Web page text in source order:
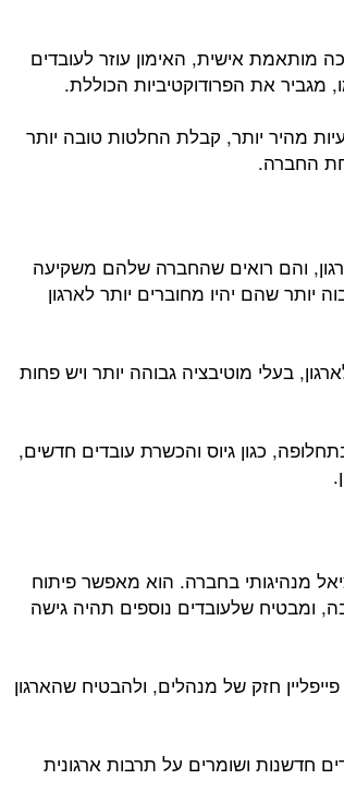
מותאמת אישית, האימון עוזר לעובדים
את הפרודוקטיביות הכוללת.
מהיר יותר, קבלת החלטות טובה יותר
החברה.
והם רואים שהחברה שלהם משקיעה
יותר שהם יהיו מחוברים יותר לארגון
בעלי מוטיבציה גבוהה יותר ויש פחות
כגון גיוס והכשרת עובדים חדשים,
מנהיגותי בחברה. הוא מאפשר פיתוח
ומבטיח שלעובדים נוספים תהיה גישה
חזק של מנהלים, ולהבטיח שהארגון
חדשנות ושומרים על תרבות ארגונית